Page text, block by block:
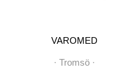
VAROMED
· Tromsö ·